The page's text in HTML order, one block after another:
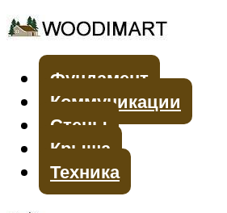
Фундамент
Коммуникации
Стены
Крыша
Техника